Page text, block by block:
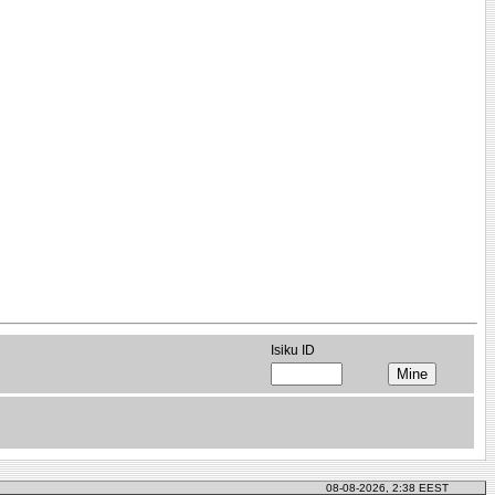
Isiku ID
08-08-2026, 2:38 EEST